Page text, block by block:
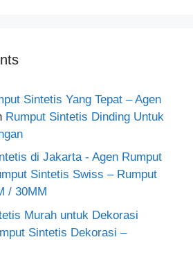
Sintetis Yang Tepat – Agen
Rumput Sintetis Dinding Untuk
di Jakarta - Agen Rumput
Sintetis Swiss – Rumput
/ 30MM
Murah untuk Dekorasi
Sintetis Dekorasi –